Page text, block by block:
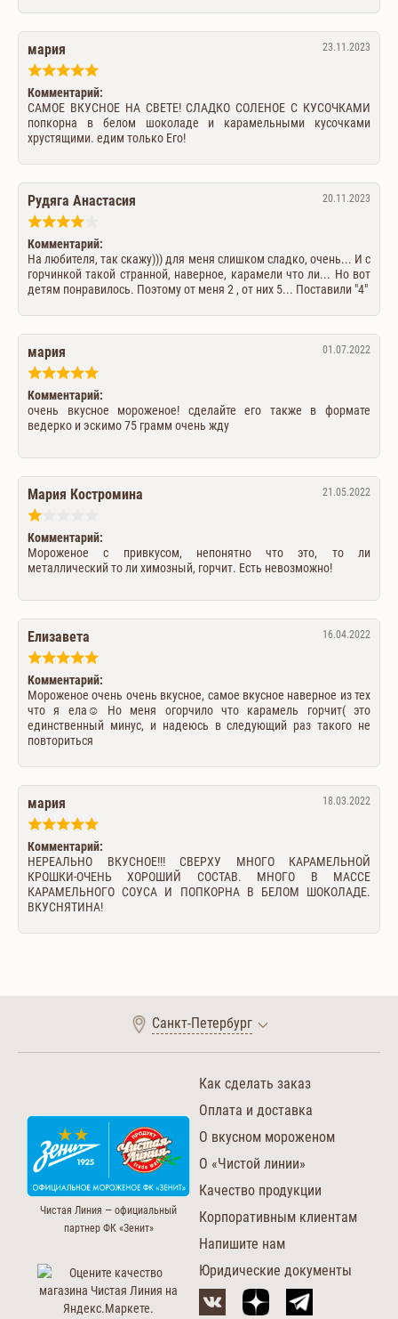
23.11.2023
мария
Комментарий:
САМОЕ ВКУСНОЕ НА СВЕТЕ! СЛАДКО СОЛЕНОЕ С КУСОЧКАМИ
попкорна в белом шоколаде и карамельными кусочками
хрустящими. едим только Его!
20.11.2023
Рудяга Анастасия
Комментарий:
На любителя, так скажу))) для меня слишком сладко, очень... И с
горчинкой такой странной, наверное, карамели что ли... Но вот
детям понравилось. Поэтому от меня 2 , от них 5... Поставили "4"
01.07.2022
мария
Комментарий:
очень вкусное мороженое! сделайте его также в формате
ведерко и эскимо 75 грамм очень жду
21.05.2022
Мария Костромина
Комментарий:
Мороженое с привкусом, непонятно что это, то ли
металлический то ли химозный, горчит. Есть невозможно!
16.04.2022
Елизавета
Комментарий:
Мороженое очень очень вкусное, самое вкусное наверное из тех
что я ела☺️ Но меня огорчило что карамель горчит( это
единственный минус, и надеюсь в следующий раз такого не
повториться
18.03.2022
мария
Комментарий:
НЕРЕАЛЬНО ВКУСНОЕ!!! СВЕРХУ МНОГО КАРАМЕЛЬНОЙ
КРОШКИ-ОЧЕНЬ ХОРОШИЙ СОСТАВ. МНОГО В МАССЕ
КАРАМЕЛЬНОГО СОУСА И ПОПКОРНА В БЕЛОМ ШОКОЛАДЕ.
ВКУСНЯТИНА!
Санкт-Петербург
Чистая Линия — официальный
партнер ФК «Зенит»
Как сделать заказ
Оплата и доставка
О вкусном мороженом
О «Чистой линии»
Качество продукции
Корпоративным клиентам
Напишите нам
Юридические документы